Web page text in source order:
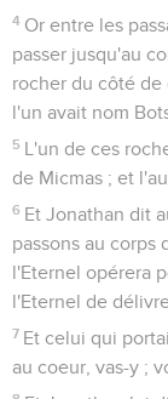
4 Or entre les
passer jusqu'au
rocher du côté de
l'un avait nom
5 L'un de ces
de Micmas ; et
6 Et Jonathan dit
passons au corps
l'Eternel opérera
l'Eternel de
7 Et celui qui
au coeur, vas-y ;